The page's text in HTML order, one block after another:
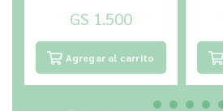
GS 1.500
Agregar al carrito